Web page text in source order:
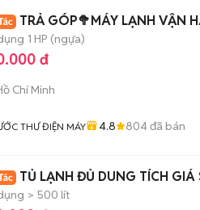
TRẢ GÓP🥦MÁY LẠNH VẬN
1 HP (ngựa)
đ
Chí Minh
THƯ ĐIỆN MÁY 4.8 804đã bán
TỦ LẠNH ĐỦ DUNG TÍCH
> 500 lít